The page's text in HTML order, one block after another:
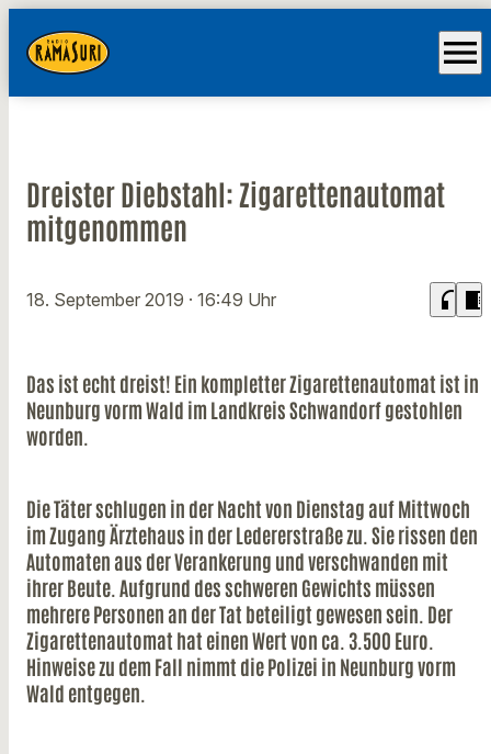
menu
Dreister Diebstahl: Zigarettenautomat
mitgenommen
18. September 2019 · 16:49 Uhr headphones chrome_reader_mode
Das ist echt dreist! Ein kompletter Zigarettenautomat ist in
Neunburg vorm Wald im Landkreis Schwandorf gestohlen
worden.
Die Täter schlugen in der Nacht von Dienstag auf Mittwoch
im Zugang Ärztehaus in der Ledererstraße zu. Sie rissen den
Automaten aus der Verankerung und verschwanden mit
ihrer Beute. Aufgrund des schweren Gewichts müssen
mehrere Personen an der Tat beteiligt gewesen sein. Der
Zigarettenautomat hat einen Wert von ca. 3.500 Euro.
Hinweise zu dem Fall nimmt die Polizei in Neunburg vorm
Wald entgegen.